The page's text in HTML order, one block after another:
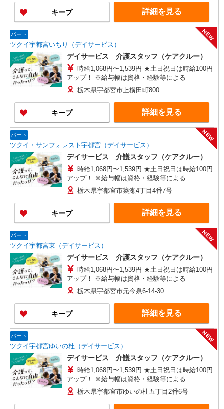
キープ 詳細を見る
パート
ツクイ宇都宮いちり（デイサービス）
NEW
デイサービス 介護スタッフ（ケアクルー）
時給1,068円〜1,539円 ★土日祝日は時給100円
アップ！ ※給与幅は資格・経験等による
栃木県宇都宮市上横田町800
キープ 詳細を見る
パート
ツクイ・サンフォレスト宇都宮（デイサービス）
NEW
デイサービス 介護スタッフ（ケアクルー）
時給1,068円〜1,539円 ★土日祝日は時給100円
アップ！ ※給与幅は資格・経験等による
栃木県宇都宮市簗瀬4丁目4番7号
キープ 詳細を見る
パート
ツクイ宇都宮東（デイサービス）
NEW
デイサービス 介護スタッフ（ケアクルー）
時給1,068円〜1,539円 ★土日祝日は時給100円
アップ！ ※給与幅は資格・経験等による
栃木県宇都宮市元今泉6-14-30
キープ 詳細を見る
パート
ツクイ宇都宮ゆいの杜（デイサービス）
NEW
デイサービス 介護スタッフ（ケアクルー）
時給1,068円〜1,539円 ★土日祝日は時給100円
アップ！ ※給与幅は資格・経験等による
栃木県宇都宮市ゆいの杜五丁目2番6号